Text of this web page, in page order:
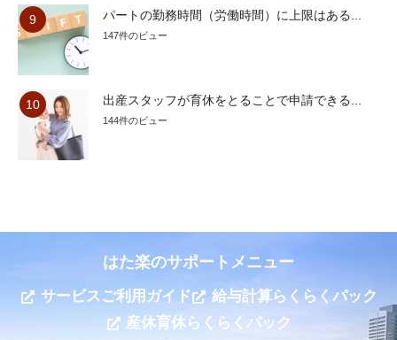
パートの勤務時間（労働時間）に上限はある...
147件のビュー
出産スタッフが育休をとることで申請できる...
144件のビュー
はた楽のサポートメニュー
サービスご利用ガイド
給与計算らくらくパック
産休育休らくらくパック